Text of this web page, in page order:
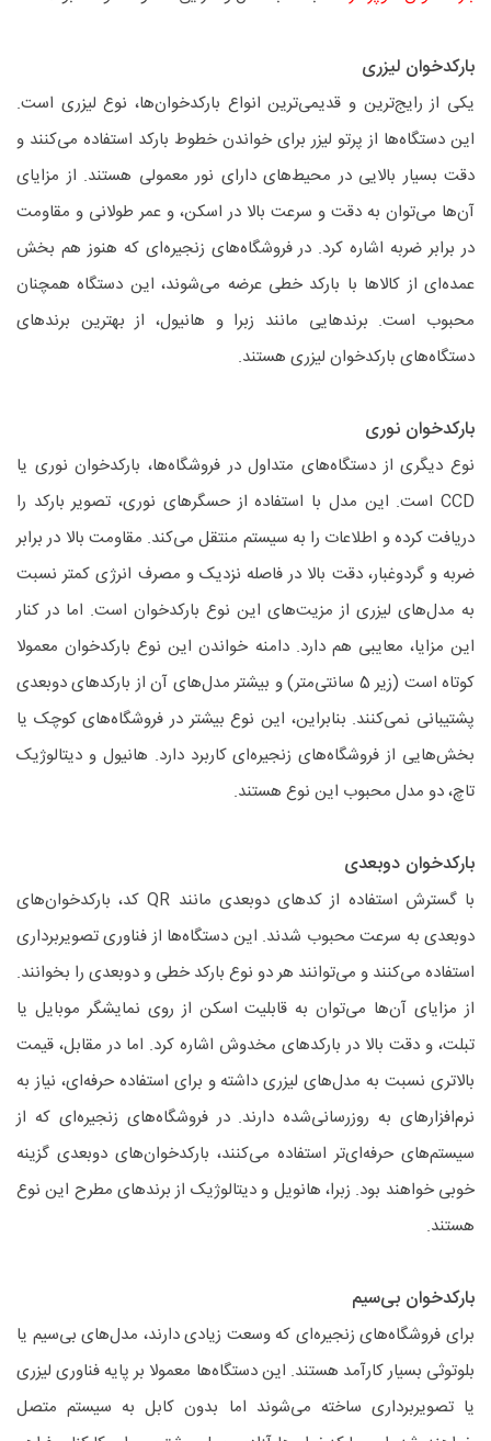
بارکدخوان لیزری
یکی از رایج‌ترین و قدیمی‌ترین انواع بارکدخوان‌ها، نوع لیزری است.
این دستگاه‌ها از پرتو لیزر برای خواندن خطوط بارکد استفاده می‌کنند و
دقت بسیار بالایی در محیط‌های دارای نور معمولی هستند. از مزایای
آن‌ها می‌توان به دقت و سرعت بالا در اسکن، و عمر طولانی و مقاومت
در برابر ضربه اشاره کرد. در فروشگاه‌های زنجیره‌ای که هنوز هم بخش
عمده‌ای از کالاها با بارکد خطی عرضه می‌شوند، این دستگاه همچنان
محبوب است. برندهایی مانند زبرا و هانیول، از بهترین برندهای
دستگاه‌های بارکدخوان لیزری هستند.
بارکدخوان نوری
نوع دیگری از دستگاه‌های متداول در فروشگاه‌ها، بارکدخوان نوری یا
CCD است. این مدل با استفاده از حسگرهای نوری، تصویر بارکد را
دریافت کرده و اطلاعات را به سیستم منتقل می‌کند. مقاومت بالا در برابر
ضربه و گردوغبار، دقت بالا در فاصله نزدیک و مصرف انرژی کمتر نسبت
به مدل‌های لیزری از مزیت‌های این نوع بارکدخوان است. اما در کنار
این مزایا، معایبی هم دارد. دامنه خواندن این نوع بارکدخوان معمولا
کوتاه است (زیر 5 سانتی‌متر) و بیشتر مدل‌های آن از بارکدهای دوبعدی
پشتیبانی نمی‌کنند. بنابراین، این نوع بیشتر در فروشگاه‌های کوچک یا
بخش‌هایی از فروشگاه‌های زنجیره‌ای کاربرد دارد. هانیول و دیتالوژیک
تاچ، دو مدل محبوب این نوع هستند.
بارکدخوان دوبعدی
با گسترش استفاده از کدهای دوبعدی مانند QR کد، بارکدخوان‌های
دوبعدی به سرعت محبوب شدند. این دستگاه‌ها از فناوری تصویربرداری
استفاده می‌کنند و می‌توانند هر دو نوع بارکد خطی و دوبعدی را بخوانند.
از مزایای آن‌ها می‌توان به قابلیت اسکن از روی نمایشگر موبایل یا
تبلت، و دقت بالا در بارکدهای مخدوش اشاره کرد. اما در مقابل، قیمت
بالاتری نسبت به مدل‌های لیزری داشته و برای استفاده حرفه‌ای، نیاز به
نرم‌افزارهای به روزرسانی‌شده دارند. در فروشگاه‌های زنجیره‌ای که از
سیستم‌های حرفه‌ای‌تر استفاده می‌کنند، بارکدخوان‌های دوبعدی گزینه
خوبی خواهند بود. زبرا، هانویل و دیتالوژیک از برندهای مطرح این نوع
هستند.
بارکدخوان بی‌سیم
برای فروشگاه‌های زنجیره‌ای که وسعت زیادی دارند، مدل‌های بی‌سیم یا
بلوتوثی بسیار کارآمد هستند. این دستگاه‌ها معمولا بر پایه فناوری لیزری
یا تصویربرداری ساخته می‌شوند اما بدون کابل به سیستم متصل